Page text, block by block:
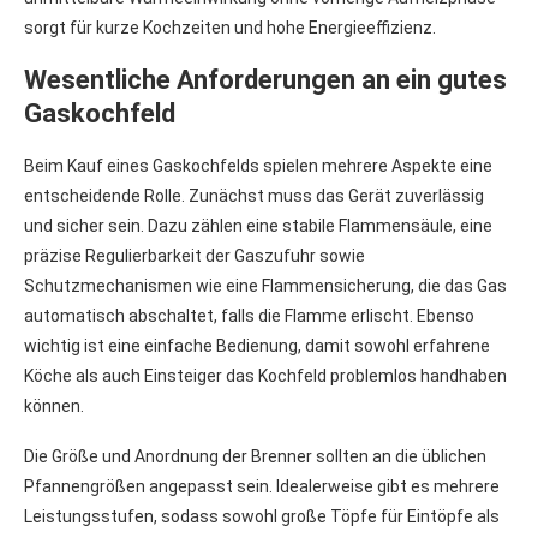
sorgt für kurze Kochzeiten und hohe Energieeffizienz.
Wesentliche Anforderungen an ein gutes
Gaskochfeld
Beim Kauf eines Gaskochfelds spielen mehrere Aspekte eine
entscheidende Rolle. Zunächst muss das Gerät zuverlässig
und sicher sein. Dazu zählen eine stabile Flammensäule, eine
präzise Regulierbarkeit der Gaszufuhr sowie
Schutzmechanismen wie eine Flammensicherung, die das Gas
automatisch abschaltet, falls die Flamme erlischt. Ebenso
wichtig ist eine einfache Bedienung, damit sowohl erfahrene
Köche als auch Einsteiger das Kochfeld problemlos handhaben
können.
Die Größe und Anordnung der Brenner sollten an die üblichen
Pfannengrößen angepasst sein. Idealerweise gibt es mehrere
Leistungsstufen, sodass sowohl große Töpfe für Eintöpfe als